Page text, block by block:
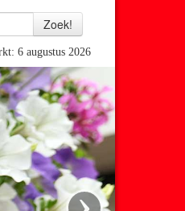
6 augustus 2026